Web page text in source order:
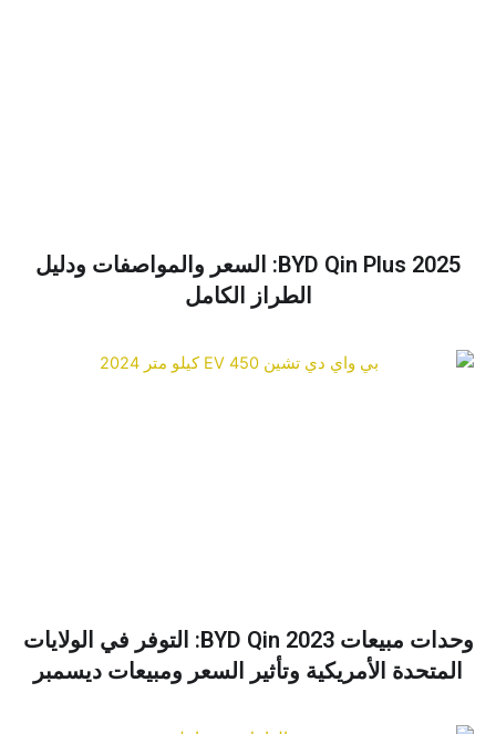
BYD Qin Plus 2025: السعر والمواصفات ودليل
الطراز الكامل
وحدات مبيعات BYD Qin 2023: التوفر في الولايات
المتحدة الأمريكية وتأثير السعر ومبيعات ديسمبر